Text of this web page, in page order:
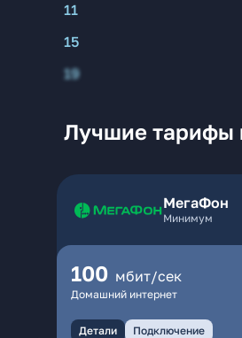
11
15
19
Лучшие тарифы
МегаФон
Минимум
100 мбит/сек
Домашний интернет
Детали Подключение